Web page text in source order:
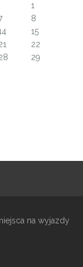
1
8
15
22
29
na wyjazdy